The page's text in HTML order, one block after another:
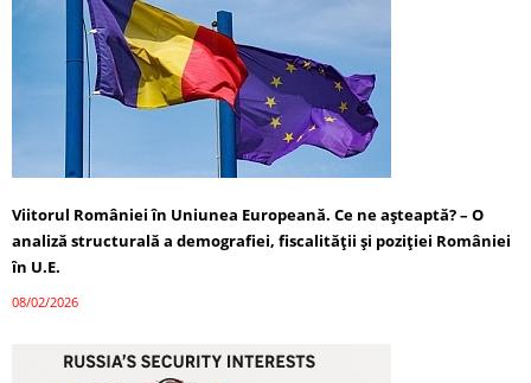
Viitorul României în Uniunea Europeană. Ce ne așteaptă? – O
analiză structurală a demografiei, fiscalității și poziției României
în U.E.
08/02/2026